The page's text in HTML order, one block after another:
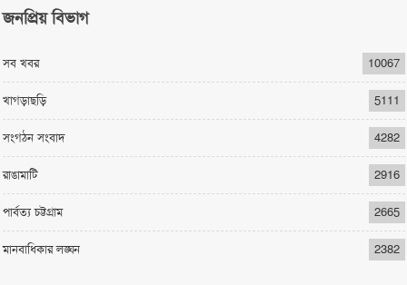
জনপ্রিয় বিভাগ
সব খবর 10067
খাগড়াছড়ি 5111
সংগঠন সংবাদ 4282
রাঙামাটি 2916
পার্বত্য চট্টগ্রাম 2665
মানবাধিকার লঙ্ঘন 2382